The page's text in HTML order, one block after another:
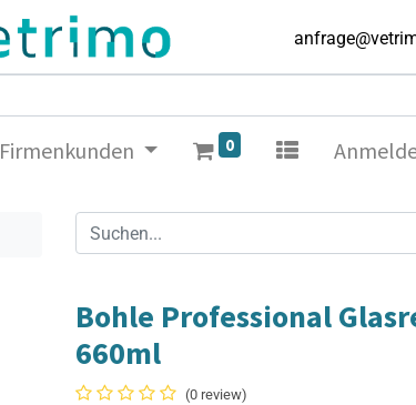
Firmenkunden 0
Bohle Professional
660ml
(0 review)